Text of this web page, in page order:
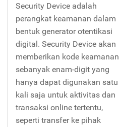
Security Device adalah
perangkat keamanan dalam
bentuk generator otentikasi
digital. Security Device akan
memberikan kode keamanan
sebanyak enam-digit yang
hanya dapat digunakan satu
kali saja untuk aktivitas dan
transaksi online tertentu,
seperti transfer ke pihak